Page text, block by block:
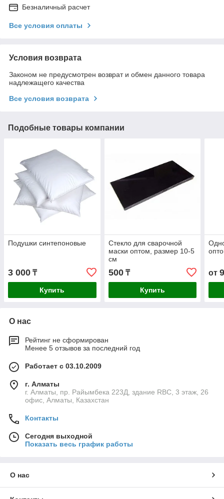
Безналичный расчет
Все условия оплаты
Условия возврата
Законом не предусмотрен возврат и обмен данного товара
надлежащего качества
Все условия возврата
Подобные товары компании
Подушки синтепоновые
3 000 ₸
Купить
Стекло для сварочной
маски оптом, размер 10-5
см
500₸
Купить
от
О нас
Рейтинг не сформирован
Менее 5 отзывов за последний год
Работает с 03.10.2009
г. Алматы
г. Алматы, пр. Райымбека 223Д, здание RBC, 3 этаж, 26
офис, Алматы, Казахстан
Контакты
Сегодня выходной
Показать весь график работы
О нас